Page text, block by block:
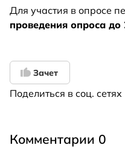
Для участия в опросе
проведения опроса до
Зачет
Поделиться в соц. сетях
Комментарии 0